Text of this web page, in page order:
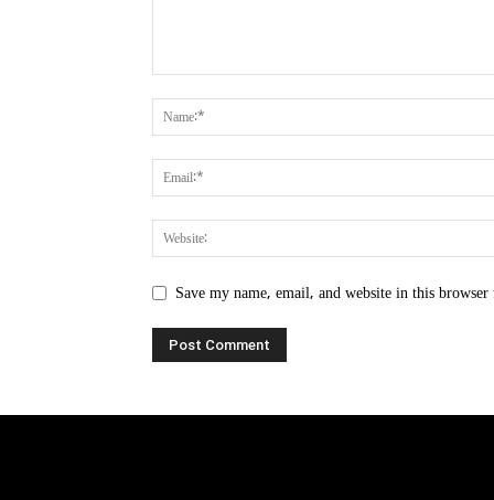
Save my name, email, and website in this